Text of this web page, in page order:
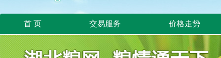
首 页 交易服务 价格走势